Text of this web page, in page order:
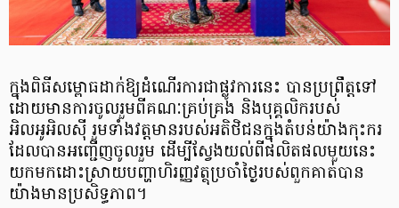
ក្នុងពិធីសម្ពោធដាក់ឱ្យដំណើរការជាផ្លូវការនេះ បានប្រព្រឹត្តទៅ
ដោយមានការចូលរួមពីគណៈគ្រប់គ្រង និងបុគ្គលិករបស់
អិលអូអិលស៊ី រួមទាំងវត្តមានរបស់អតិថិជនក្នុងតំបន់យ៉ាងកុះករ
ដែលបានអញ្ជើញចូលរួម ដើម្បីស្វែងយល់ពីផលិតផលមួយនេះ
យកមកដោះស្រាយបញ្ហាហិរញ្ញវត្ថុប្រចាំថ្ងៃរបស់ពួកគាត់បាន
យ៉ាងមានប្រសិទ្ធភាព។